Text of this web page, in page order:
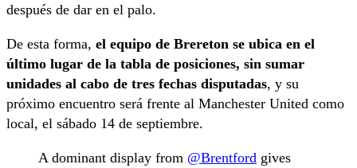
después de dar en el palo.
De esta forma, el equipo de Brereton se ubica en el
último lugar de la tabla de posiciones, sin sumar
unidades al cabo de tres fechas disputadas, y su
próximo encuentro será frente al Manchester United como
local, el sábado 14 de septiembre.
A dominant display from @Brentford gives